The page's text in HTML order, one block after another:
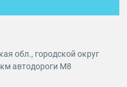
обл., городской округ
автодороги М8